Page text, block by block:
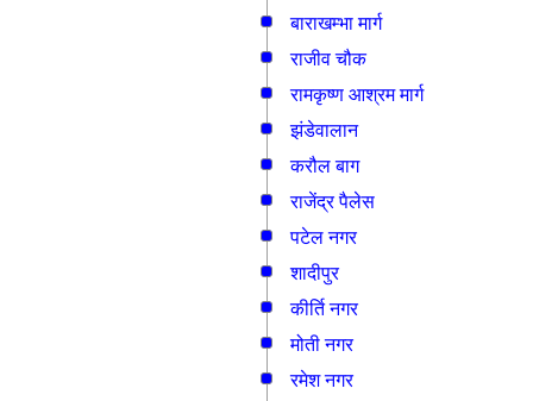
बाराखम्भा मार्ग
राजीव चौक
रामकृष्ण आश्रम मार्ग
झंडेवालान
करौल बाग
राजेंद्र पैलेस
पटेल नगर
शादीपुर
कीर्ति नगर
मोती नगर
रमेश नगर